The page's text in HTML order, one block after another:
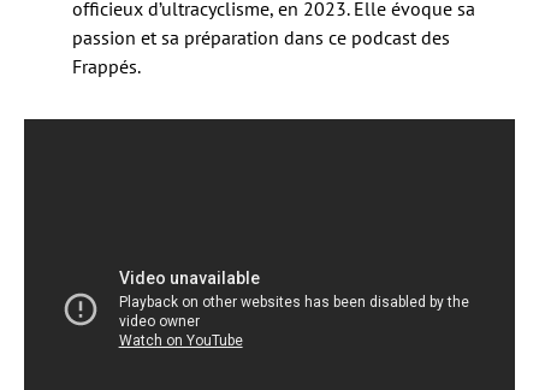
officieux d’ultracyclisme, en 2023. Elle évoque sa
passion et sa préparation dans ce podcast des
Frappés.